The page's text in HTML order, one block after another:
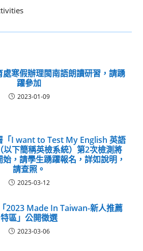
寒假辦理閩南語朗讀研習，請踴
躍參加
2023-01-09
「I want to Test My English 英語
以下簡稱英檢系統）第2次檢測將
，請學生踴躍報名，詳如說明，
請查照。
2025-03-12
2023 Made In Taiwan-新人推薦
特區」公開徵選
2023-03-06